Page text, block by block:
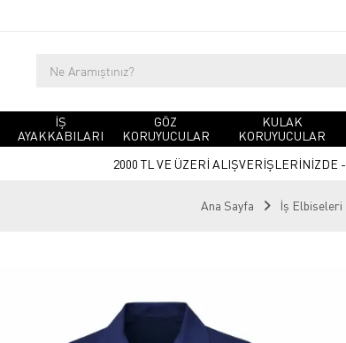
İŞ
AYAKKABILARI
GÖZ
KORUYUCULAR
KULAK
KORUYUCULAR
2000 TL VE ÜZERİ ALIŞVERİŞLERİNİZDE -
Ana Sayfa İş Elbiseleri